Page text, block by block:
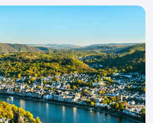
Wanneer er voor
zijn, word je hierover
zijn op de